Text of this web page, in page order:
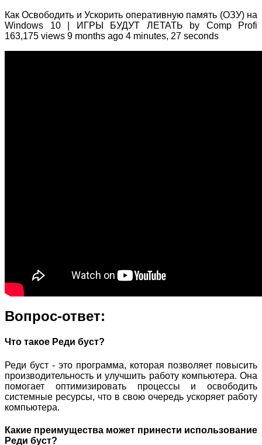
Как Освободить и Ускорить оперативную память (ОЗУ) на
Windows 10 | ИГРЫ БУДУТ ЛЕТАТЬ by Comp Profi
163,175 views 9 months ago 4 minutes, 27 seconds
Вопрос-ответ:
Что такое Реди буст?
Реди буст - это программа, которая позволяет повысить
производительность и улучшить работу компьютера. Она
помогает оптимизировать процессы и освободить
системные ресурсы, что в свою очередь ускоряет работу
компьютера.
Какие преимущества может принести использование
Реди буст?